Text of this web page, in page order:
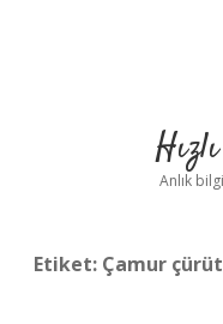
Anlık
Etiket: Çamur